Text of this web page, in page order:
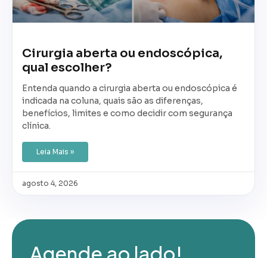
Cirurgia aberta ou endoscópica,
qual escolher?
Entenda quando a cirurgia aberta ou endoscópica é
indicada na coluna, quais são as diferenças,
benefícios, limites e como decidir com segurança
clínica.
Leia Mais »
agosto 4, 2026
Agende ao lado!